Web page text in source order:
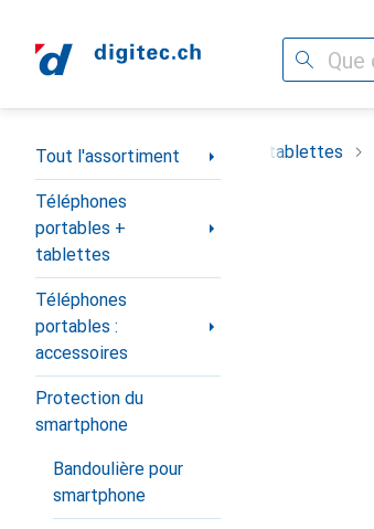
Recherche
Navigation par catégorie
Tout l'assortiment
Téléphones
portables +
tablettes
Téléphones
portables :
accessoires
Protection du
smartphone
Bandoulière pour
smartphone
Téléphones portables + tablettes